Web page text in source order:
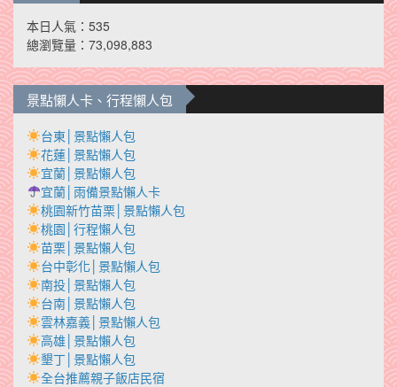
本日人氣：535
總瀏覽量：73,098,883
景點懶人卡、行程懶人包
台東│景點懶人包
花蓮│景點懶人包
宜蘭│景點懶人包
宜蘭│雨備景點懶人卡
桃園新竹苗栗│景點懶人包
桃園│行程懶人包
苗栗│景點懶人包
台中彰化│景點懶人包
南投│景點懶人包
台南│景點懶人包
雲林嘉義│景點懶人包
高雄│景點懶人包
墾丁│景點懶人包
全台推薦親子飯店民宿